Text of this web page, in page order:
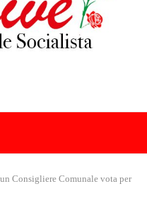
Consigliere Comunale vota per